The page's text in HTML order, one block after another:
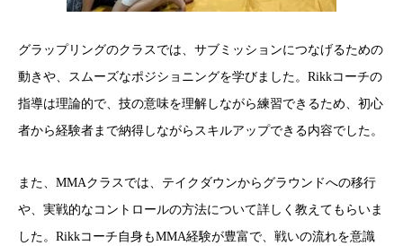
グラップリングのクラスでは、サブミッションにつなげるための
動きや、スムーズなポジショニングを学びました。Rikkコーチの
指導は理論的で、技の意味を理解しながら練習できるため、初心
者から経験者まで納得しながらスキルアップできる内容でした。
また、MMAクラスでは、テイクダウンからグラウンドへの移行
や、実戦的なコントロールの方法について詳しく教えてもらいま
した。Rikkコーチ自身もMMA経験が豊富で、戦いの流れを意識